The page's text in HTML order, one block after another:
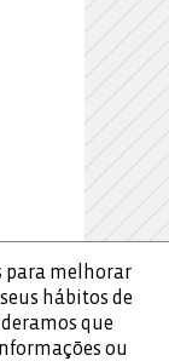
para melhorar
hábitos de
que
ou